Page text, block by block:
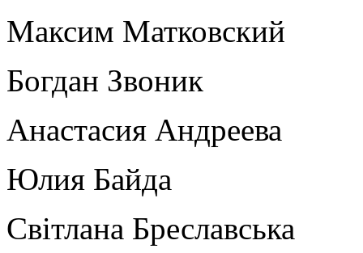
Максим Матковский
Богдан Звоник
Анастасия Андреева
Юлия Байда
Світлана Бреславська